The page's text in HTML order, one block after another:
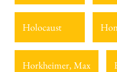
Holocaust
Horkheimer, Max